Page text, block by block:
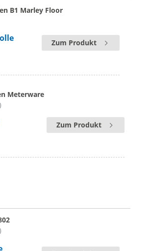
B1 Marley Floor
Zum Produkt
Meterware
Zum Produkt